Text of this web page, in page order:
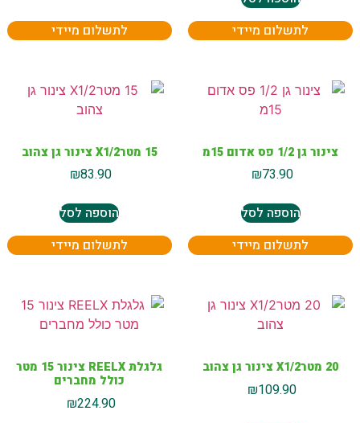
לתשלום מיידי
לתשלום מיידי
צינור גן 1/2 פס אדום 15מ
₪73.90
הוספה לסל
לתשלום מיידי
15 מטרX1/2 צינור גן צהוב
₪83.90
הוספה לסל
לתשלום מיידי
20 מטרX1/2 צינור גן צהוב
₪109.90
גלגלת REELX צינור 15 מטר
כולל מחברים
₪224.90